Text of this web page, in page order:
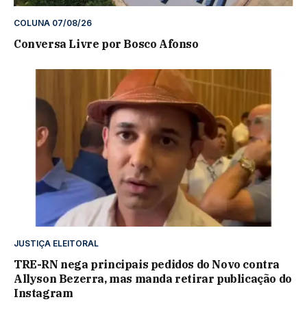
COLUNA 07/08/26
Conversa Livre por Bosco Afonso
JUSTIÇA ELEITORAL
TRE-RN nega principais pedidos do Novo contra
Allyson Bezerra, mas manda retirar publicação do
Instagram